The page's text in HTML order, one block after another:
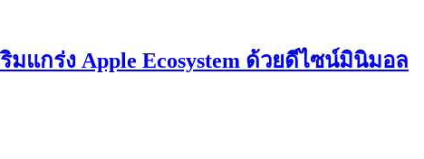
แกร่ง Apple Ecosystem ด้วยดีไซน์มินิมอล